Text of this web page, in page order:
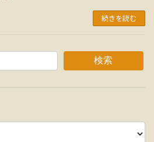
続きを読む
検索